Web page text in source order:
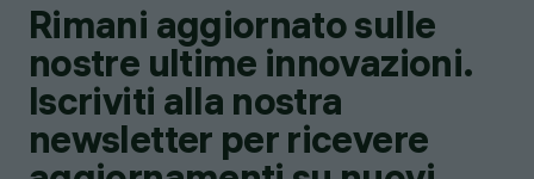
Rimani aggiornato sulle
nostre ultime innovazioni.
Iscriviti alla nostra
newsletter per ricevere